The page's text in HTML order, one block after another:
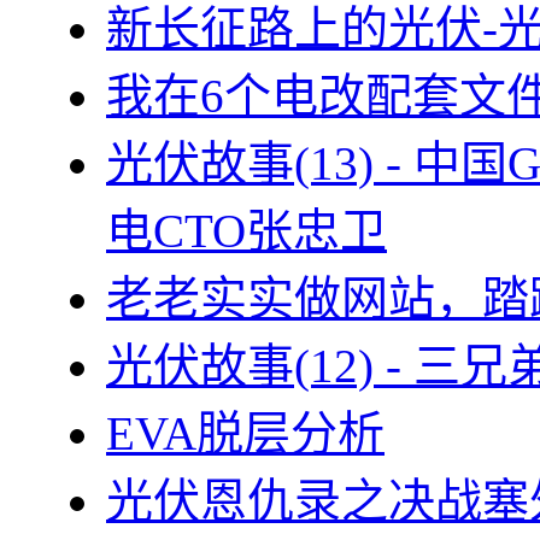
新长征路上的光伏-
我在6个电改配套文
光伏故事(13) - 中国
电CTO张忠卫
老老实实做网站，
光伏故事(12) - 三兄
EVA脱层分析
光伏恩仇录之决战